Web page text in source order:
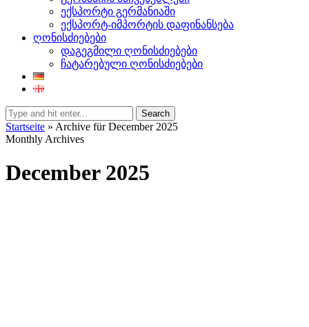
ექსპორტი გერმანიაში
ექსპორტ-იმპორტის დაფინანსება
ღონისძიებები
დაგეგმილი ღონისძიებები
ჩატარებული ღონისძიებები
Search
Startseite » Archive für December 2025
Monthly Archives
December 2025